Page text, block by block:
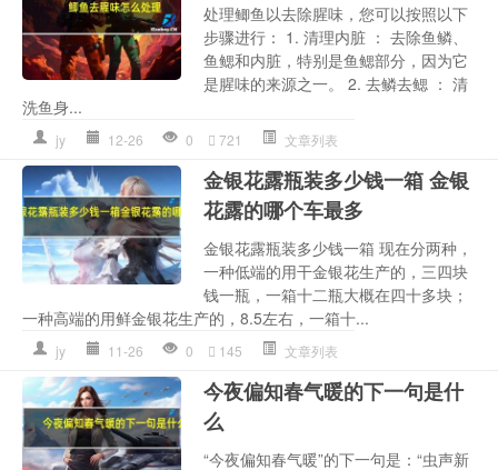
处理鲫鱼以去除腥味，您可以按照以下
步骤进行： 1. 清理内脏 ： 去除鱼鳞、
鱼鳃和内脏，特别是鱼鳃部分，因为它
是腥味的来源之一。 2. 去鳞去鳃 ： 清
洗鱼身...
jy 12-26 0 721 文章列表
金银花露瓶装多少钱一箱 金银
花露的哪个车最多
金银花露瓶装多少钱一箱 现在分两种，
一种低端的用干金银花生产的，三四块
钱一瓶，一箱十二瓶大概在四十多块；
一种高端的用鲜金银花生产的，8.5左右，一箱十...
jy 11-26 0 145 文章列表
今夜偏知春气暖的下一句是什
么
“今夜偏知春气暖”的下一句是：“虫声新